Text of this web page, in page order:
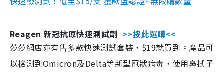
Reagen 新冠抗原快速測試劑 >>按此選購<<
莎莎網店亦有售多款快速測試套裝，$19就買到。產品可
以檢測到Omicron及Delta等新型冠狀病毒，使用鼻拭子